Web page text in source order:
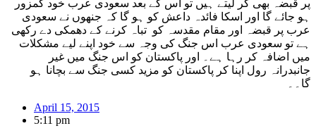
پر قبضہ بھی کر لیتے ہیں تو اس کے بعد سعودی عرب خود کمزور
ہو جائے گا اور اسکا فائدہ داعش کو ہو گا کہ جنھوں نے سعودی
عرب پر قبضہ اور مقام مقدسہ کو تباہ کرنے کے دھمکی دے رکھی
ہے تو سعودی عرب اس جنگ کی وجہ سے خود اپنے لیے مشکلات
میں اضافہ کر رہا ہے۔ اور پاکستان کو اس جنگ میں غیر
جانبدرانہ رول اپنا کر پاکستان کو مزید کسی جنگ سے بچانا ہو
گا۔۔
April 15, 2015
5:11 pm